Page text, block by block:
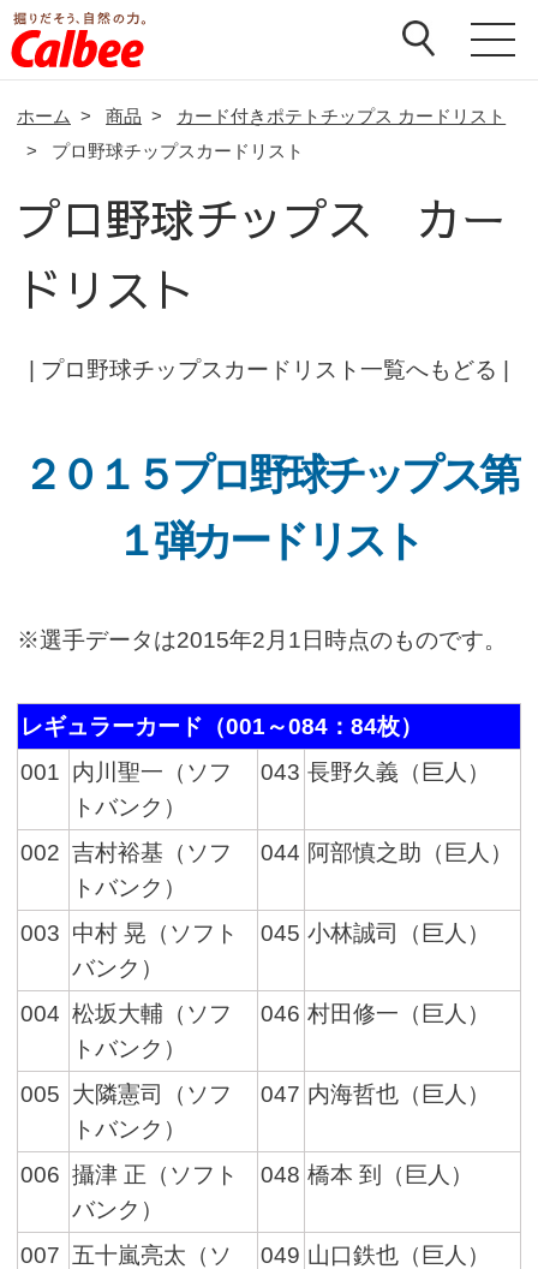
ホーム > 商品 >
カード付きポテトチップス カードリスト
>
プロ野球チップスカードリスト
プロ野球チップス カー
ドリスト
プロ野球チップスカードリスト一覧へもどる
２０１５プロ野球チップス第
１弾カードリスト
※選手データは2015年2月1日時点のものです。
レギュラーカード（001～084：84枚）
001 内川聖一（ソフ
トバンク）
043 長野久義（巨人）
002 吉村裕基（ソフ
トバンク）
044 阿部慎之助（巨人）
003 中村 晃（ソフト
バンク）
045 小林誠司（巨人）
004 松坂大輔（ソフ
トバンク）
046 村田修一（巨人）
005 大隣憲司（ソフ
トバンク）
047 内海哲也（巨人）
006 攝津 正（ソフト
バンク）
048 橋本 到（巨人）
007 五十嵐亮太（ソ
049 山口鉄也（巨人）